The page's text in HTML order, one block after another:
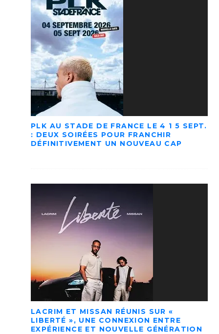
PLK AU STADE DE FRANCE LE 4 1 5 SEPT.
: DEUX SOIRÉES POUR FRANCHIR
DÉFINITIVEMENT UN NOUVEAU CAP
LACRIM ET MISSAN RÉUNIS SUR «
LIBERTÉ », UNE CONNEXION ENTRE
EXPÉRIENCE ET NOUVELLE GÉNÉRATION